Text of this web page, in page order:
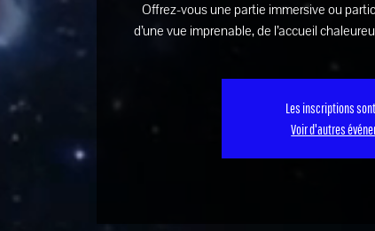
Offrez-vous une partie immersive ou
d’une vue imprenable, de l’accueil
Les inscriptions
Voir d'autres